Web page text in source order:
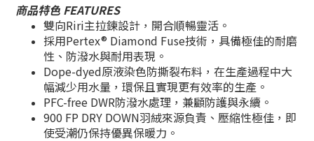
商品特色 FEATURES
雙向Riri主拉鍊設計，開合順暢靈活。
採用Pertex® Diamond Fuse技術，具備極佳的耐磨
性、防潑水與耐用表現。
Dope-dyed原液染色防撕裂布料，在生產過程中大
幅減少用水量，環保且實現更有效率的生產。
PFC-free DWR防潑水處理，兼顧防護與永續。
900 FP DRY DOWN羽絨來源負責、壓縮性極佳，即
使受潮仍保持優異保暖力。